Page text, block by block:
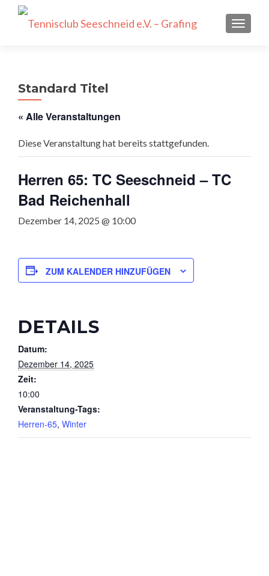
Standard Titel
« Alle Veranstaltungen
Diese Veranstaltung hat bereits stattgefunden.
Herren 65: TC Seeschneid – TC
Bad Reichenhall
Dezember 14, 2025 @ 10:00
ZUM KALENDER HINZUFÜGEN
DETAILS
Datum:
Dezember 14, 2025
Zeit:
10:00
Veranstaltung-Tags:
Herren-65, Winter